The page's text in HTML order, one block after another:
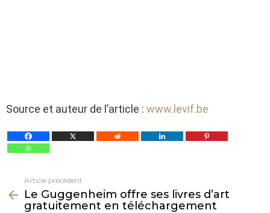
Source et auteur de l’article : www.levif.be
plus
Article précédent
Le Guggenheim offre ses livres d’art
gratuitement en téléchargement